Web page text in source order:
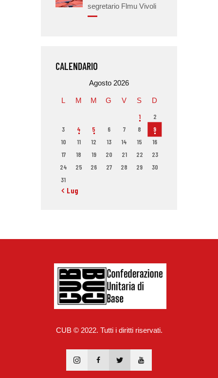
segretario Flmu Vivoli
CALENDARIO
Agosto 2026
L M M G V S D
1
2
3
4 5 6 7 8
9
10
11 12 13 14 15
16
17
18 19 20 21 22
23
24
25 26 27 28 29
30
31
« Lug
CUB © 2022. Tutti i diritti riservati.